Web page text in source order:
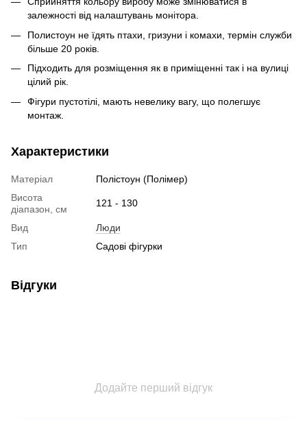
залежності від налаштувань монітора.
Полистоун не їдять птахи, гризуни і комахи, термін служби
більше 20 років.
Підходить для розміщення як в приміщенні так і на вулиці
цілий рік.
Фігури пустотілі, мають невелику вагу, що полегшує
монтаж.
Характеристики
Матеріал
Полістоун (Полімер)
Висота
діапазон, см
121 - 130
Вид
Люди
Тип
Садові фігурки
Відгуки
Додайте перший відгук